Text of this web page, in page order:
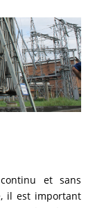
TENSION
NON
et sans
il est important